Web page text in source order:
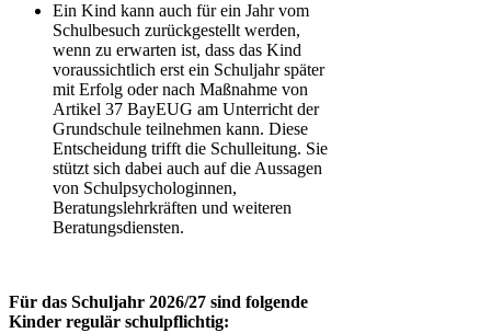
Ein Kind kann auch für ein Jahr vom
Schulbesuch zurückgestellt werden,
wenn zu erwarten ist, dass das Kind
voraussichtlich erst ein Schuljahr später
mit Erfolg oder nach Maßnahme von
Artikel 37 BayEUG am Unterricht der
Grundschule teilnehmen kann. Diese
Entscheidung trifft die Schulleitung. Sie
stützt sich dabei auch auf die Aussagen
von Schulpsychologinnen,
Beratungslehrkräften und weiteren
Beratungsdiensten.
Für das Schuljahr 2026/27 sind folgende
Kinder regulär schulpflichtig: